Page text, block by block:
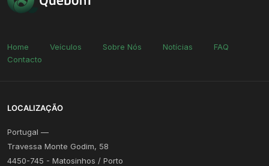
Home Veículos Sobre Nós Notícias
FAQ
Contacto
LOCALIZAÇÃO
Portugal —
Travessa Monte Godim, 58
4450-745 - Matosinhos / Porto